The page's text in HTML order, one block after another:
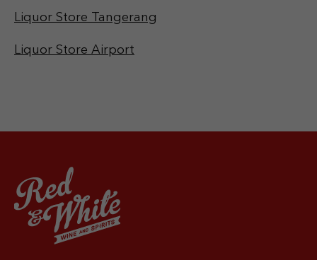
Liquor Store Tangerang
Liquor Store Airport